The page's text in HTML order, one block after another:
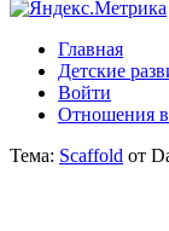
Главная
Детские
Войти
Отношения в
Тема: Scaffold от